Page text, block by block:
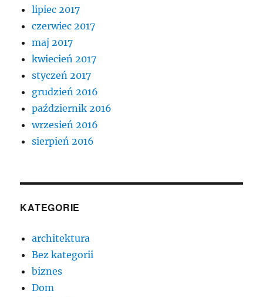
lipiec 2017
czerwiec 2017
maj 2017
kwiecień 2017
styczeń 2017
grudzień 2016
październik 2016
wrzesień 2016
sierpień 2016
KATEGORIE
architektura
Bez kategorii
biznes
Dom